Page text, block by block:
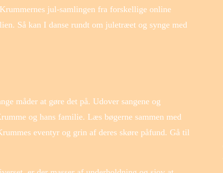
jul-samlingen fra forskellige online
Så kan I danse rundt om juletræet og synge med
måder at gøre det på. Udover sangene og
og hans familie. Læs bøgerne sammen med
eventyr og grin af deres skøre påfund. Gå til